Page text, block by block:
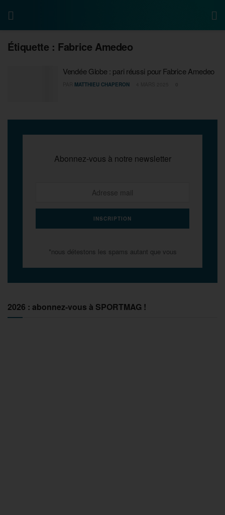
Étiquette : Fabrice Amedeo
Vendée Globe : pari réussi pour Fabrice Amedeo
MATTHIEU CHAPERON
Abonnez-vous à notre newsletter
*nous détestons les spams autant que vous
2026 : abonnez-vous à SPORTMAG !